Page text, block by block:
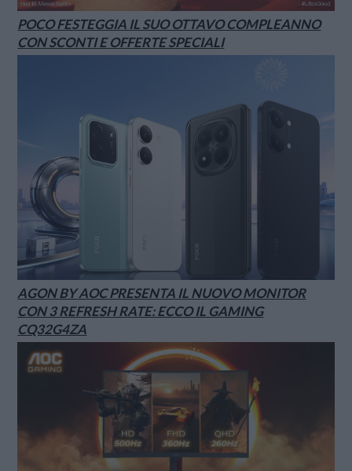
POCO FESTEGGIA IL SUO OTTAVO COMPLEANNO
CON SCONTI E OFFERTE SPECIALI
AGON BY AOC PRESENTA IL NUOVO MONITOR
CON 3 REFRESH RATE: ECCO IL GAMING
CQ32G4ZA